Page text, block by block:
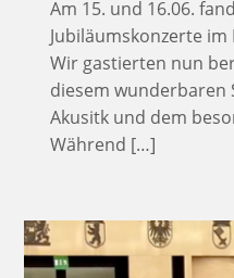
Am 15. und 16.06.
Jubiläumskonzerte
Wir gastierten nun
diesem wunderbaren
Akusitk und dem
Während […]